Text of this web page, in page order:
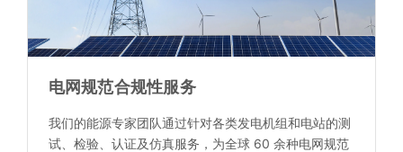
电网规范合规性服务
我们的能源专家团队通过针对各类发电机组和电站的测
试、检验、认证及仿真服务，为全球 60 余种电网规范